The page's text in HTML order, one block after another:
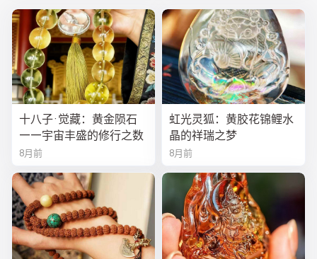
十八子·觉藏：黄金陨石
——宇宙丰盛的修行之数
8月前
虹光灵狐：黄胶花锦鲤水
晶的祥瑞之梦
8月前